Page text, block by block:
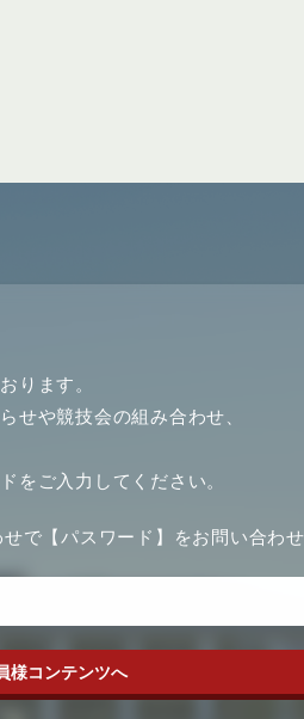
ります。
せや競技会の組み合わせ、
をご入力してください。
で【パスワード】をお問い合わせ
様コンテンツへ